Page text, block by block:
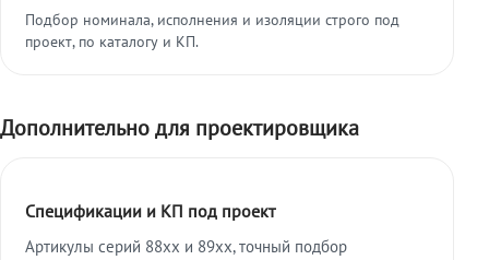
Подбор номинала, исполнения и изоляции строго под
проект, по каталогу и КП.
Дополнительно для проектировщика
Спецификации и КП под проект
Артикулы серий 88xx и 89xx, точный подбор